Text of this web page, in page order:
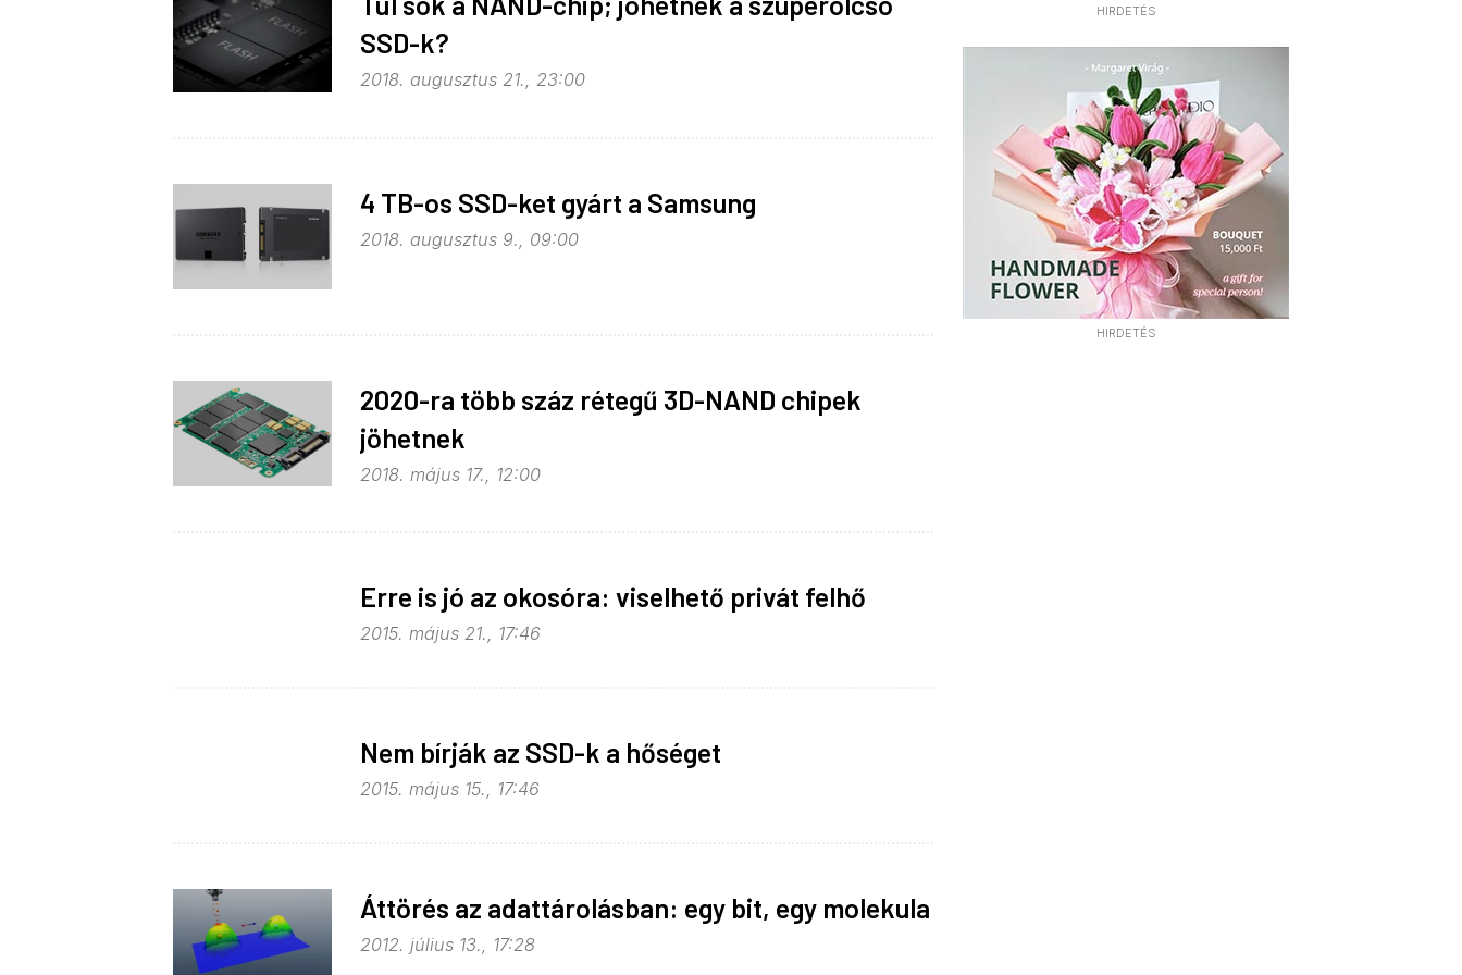
HIRDETÉS
HIRDETÉS
SSD-k?
2018. augusztus 21., 23:00
4 TB-os SSD-ket gyárt a Samsung
2018. augusztus 9., 09:00
2020-ra több száz rétegű 3D-NAND chipek
jöhetnek
2018. május 17., 12:00
Erre is jó az okosóra: viselhető privát felhő
2015. május 21., 17:46
Nem bírják az SSD-k a hőséget
2015. május 15., 17:46
Áttörés az adattárolásban: egy bit, egy molekula
2012. július 13., 17:28